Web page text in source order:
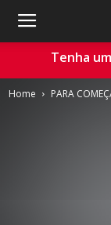
Tenha
Home PARA